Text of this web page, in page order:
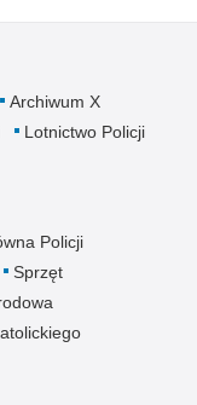
Archiwum X
Lotnictwo Policji
Policji
Sprzęt